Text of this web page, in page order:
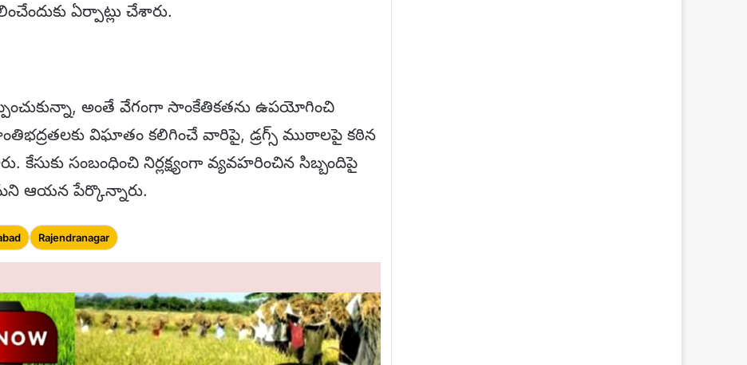
ఏర్పాట్లు చేశారు.
అంతే వేగంగా సాంకేతికతను ఉపయోగించి
విఘాతం కలిగించే వారిపై, డ్రగ్స్ ముఠాలపై కఠిన
కేసుకు సంబంధించి నిర్లక్ష్యంగా వ్యవహరించిన సిబ్బందిపై
ఆయన పేర్కొన్నారు.
Rajendranagar